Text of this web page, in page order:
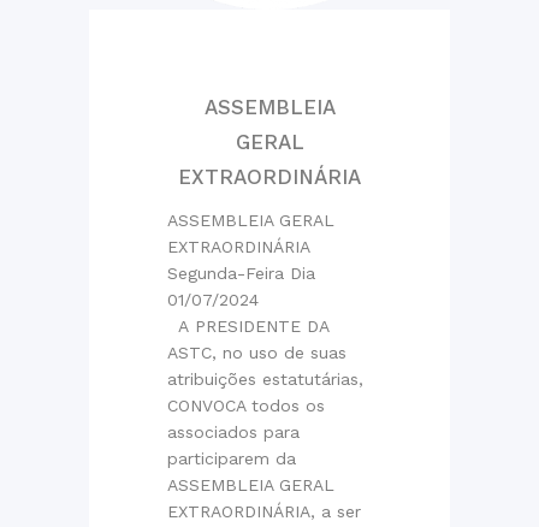
ASSEMBLEIA
GERAL
EXTRAORDINÁRIA
ASSEMBLEIA GERAL
EXTRAORDINÁRIA
Segunda-Feira Dia
01/07/2024
A PRESIDENTE DA
ASTC, no uso de suas
atribuições estatutárias,
CONVOCA todos os
associados para
participarem da
ASSEMBLEIA GERAL
EXTRAORDINÁRIA, a ser